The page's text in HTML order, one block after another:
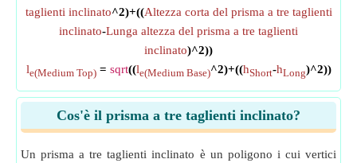
taglienti inclinato^2)+((Altezza corta del prisma a tre taglienti
inclinato-Lunga altezza del prisma a tre taglienti
inclinato)^2))
le(Medium Top)= sqrt((le(Medium Base)^2)+((hShort-hLong)^2))
Cos'è il prisma a tre taglienti inclinato?
Un prisma a tre taglienti inclinato è un poligono i cui vertici